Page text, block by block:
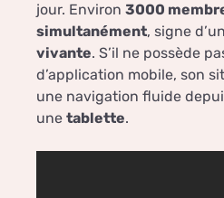
jour. Environ 3000
simultanément, signe
vivante. S’il ne possède
d’application mobile, son
une navigation fluide
une tablette.